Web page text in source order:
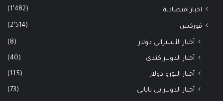
اخبار اقتصادية (1٬482)
فوركس (2٬514)
أخبار الأسترالي دولار (8)
أخبار الدولار كندي (40)
أخبار اليورو دولار (115)
أخبار الدولار ين ياباني (73)